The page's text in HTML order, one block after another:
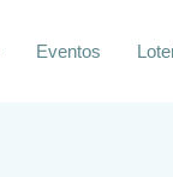
Eventos